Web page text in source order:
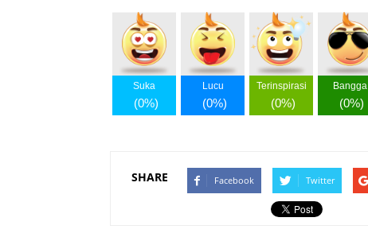
Suka
(0%)
Lucu
(0%)
Terinspirasi
(0%)
Bangga
(0%)
SHARE Facebook Twitter